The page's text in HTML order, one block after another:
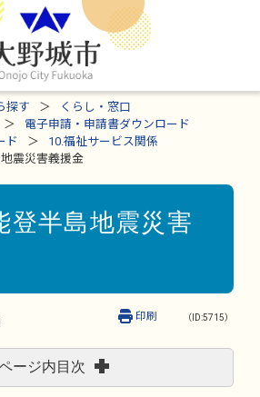
探す
くらし・窓口
電子申請・申請書ダウンロード
ド
10.福祉サービス関係
震災害義援金
登半島地震災害
（ID:5715）
印刷
ージ内目次